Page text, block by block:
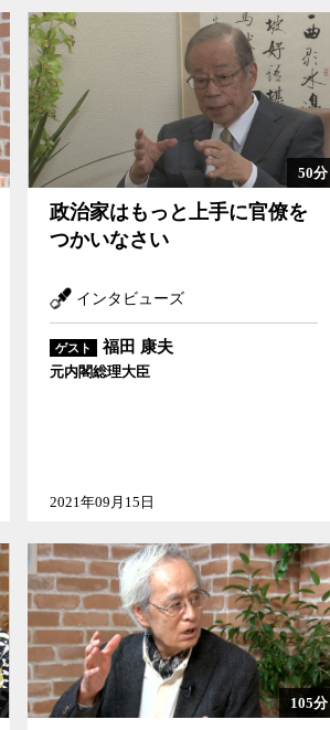
50分
政治家はもっと上手に官僚を
つかいなさい
インタビューズ
ゲスト 福田 康夫
元内閣総理大臣
2021年09月15日
105分